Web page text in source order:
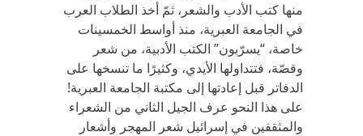
منها كتب الأدب والشعر، ثمّ أخذ الطلاب العرب
في الجامعة العبرية، منذ أواسط الخمسينات
خاصة، “يسرّبون” الكتب الأدبية، من شعر
وقصّة، فتتداولها الأيدي، وكثيرًا ما تنسخها على
الدفاتر قبل إعادتها إلى مكتبة الجامعة العبرية!
على هذا النحو عرف الجيل الثاني من الشعراء
والمثقفين في إسرائيل شعر المهجر وأشعار